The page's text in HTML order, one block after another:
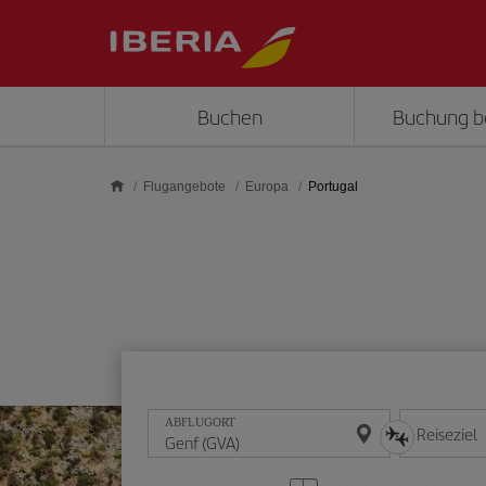
Buchen Buchung
Flugangebote Europa Portugal
ABFLUGORT Reiseziel